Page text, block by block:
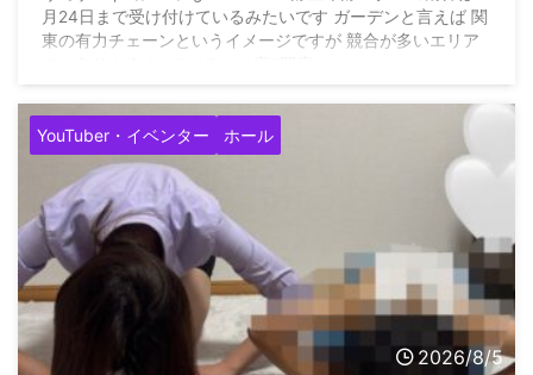
月24日まで受け付けているみたいです ガーデンと言えば 関
東の有力チェーンというイメージですが 競合が多いエリア
(@slotmania77777) August 5, 2026
YouTuber・イベンター ホール
2026/8/5